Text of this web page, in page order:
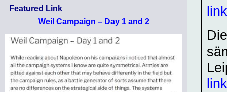
Featured Link
Weil Campaign – Day 1 and 2
link
link